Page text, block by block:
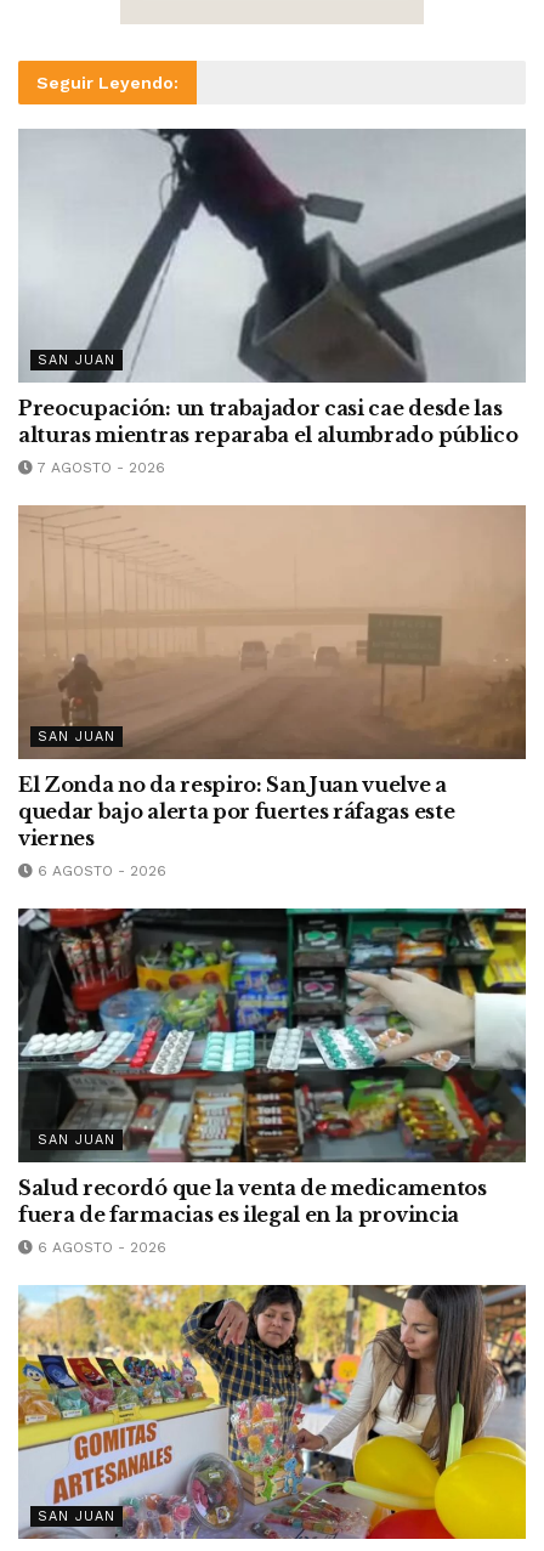
Seguir Leyendo:
SAN JUAN
Preocupación: un trabajador casi cae desde las
alturas mientras reparaba el alumbrado público
7 AGOSTO - 2026
SAN JUAN
El Zonda no da respiro: San Juan vuelve a
quedar bajo alerta por fuertes ráfagas este
viernes
6 AGOSTO - 2026
SAN JUAN
Salud recordó que la venta de medicamentos
fuera de farmacias es ilegal en la provincia
6 AGOSTO - 2026
SAN JUAN